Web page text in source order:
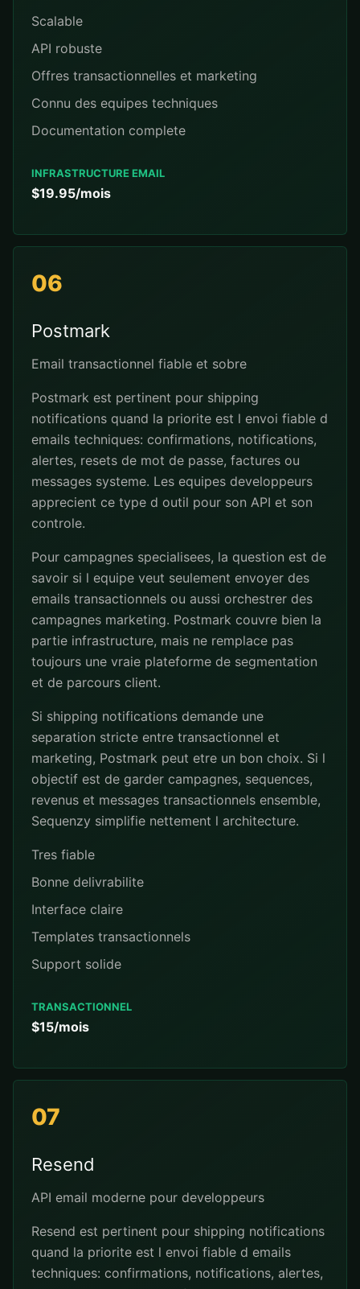
Scalable
API robuste
Offres transactionnelles et marketing
Connu des equipes techniques
Documentation complete
INFRASTRUCTURE EMAIL
$19.95/mois
06
Postmark
Email transactionnel fiable et sobre
Postmark est pertinent pour shipping
notifications quand la priorite est l envoi fiable d
emails techniques: confirmations, notifications,
alertes, resets de mot de passe, factures ou
messages systeme. Les equipes developpeurs
apprecient ce type d outil pour son API et son
controle.
Pour campagnes specialisees, la question est de
savoir si l equipe veut seulement envoyer des
emails transactionnels ou aussi orchestrer des
campagnes marketing. Postmark couvre bien la
partie infrastructure, mais ne remplace pas
toujours une vraie plateforme de segmentation
et de parcours client.
Si shipping notifications demande une
separation stricte entre transactionnel et
marketing, Postmark peut etre un bon choix. Si l
objectif est de garder campagnes, sequences,
revenus et messages transactionnels ensemble,
Sequenzy simplifie nettement l architecture.
Tres fiable
Bonne delivrabilite
Interface claire
Templates transactionnels
Support solide
TRANSACTIONNEL
$15/mois
07
Resend
API email moderne pour developpeurs
Resend est pertinent pour shipping notifications
quand la priorite est l envoi fiable d emails
techniques: confirmations, notifications, alertes,